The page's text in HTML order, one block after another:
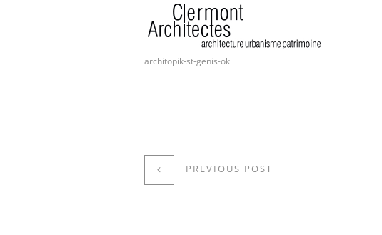
architopik-st-genis-ok
PREVIOUS POST